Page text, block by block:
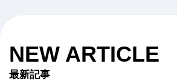
NEW ARTICLE
最新記事